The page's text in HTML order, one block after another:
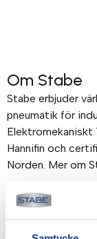
Om Stabe
Stabe erbjuder
pneumatik för
Elektromekaniskt
Hannifin och
Norden. Mer om
Betalning &
Betalning mot